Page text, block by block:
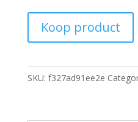
Koop product
SKU: f327ad91ee2e